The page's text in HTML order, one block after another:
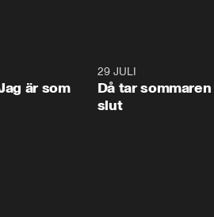
är som
29 JULI
Då tar sommaren
slut